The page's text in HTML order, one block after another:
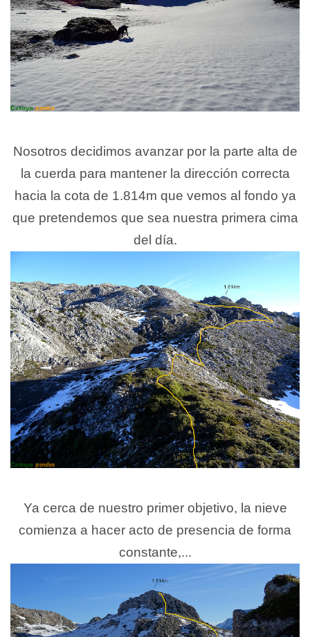
Nosotros decidimos avanzar por la parte alta de
la cuerda para mantener la dirección correcta
hacia la cota de 1.814m que vemos al fondo ya
que pretendemos que sea nuestra primera cima
del día.
Ya cerca de nuestro primer objetivo, la nieve
comienza a hacer acto de presencia de forma
constante,...